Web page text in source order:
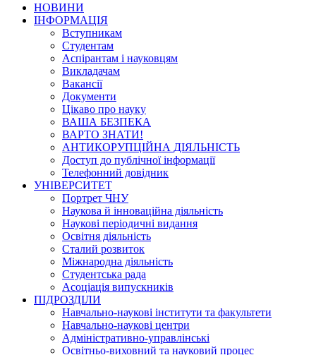
НОВИНИ
ІНФОРМАЦІЯ
Вступникам
Студентам
Аспірантам і науковцям
Викладачам
Вакансії
Документи
Цікаво про науку
ВАША БЕЗПЕКА
ВАРТО ЗНАТИ!
АНТИКОРУПЦІЙНА ДІЯЛЬНІСТЬ
Доступ до публічної інформації
Телефонний довідник
УНІВЕРСИТЕТ
Портрет ЧНУ
Наукова й інноваційна діяльність
Наукові періодичні видання
Освітня діяльність
Сталий розвиток
Міжнародна діяльність
Студентська рада
Асоціація випускників
ПІДРОЗДІЛИ
Навчально-наукові інститути та факультети
Навчально-наукові центри
Адміністративно-управлінські
Освітньо-виховний та науковий процес